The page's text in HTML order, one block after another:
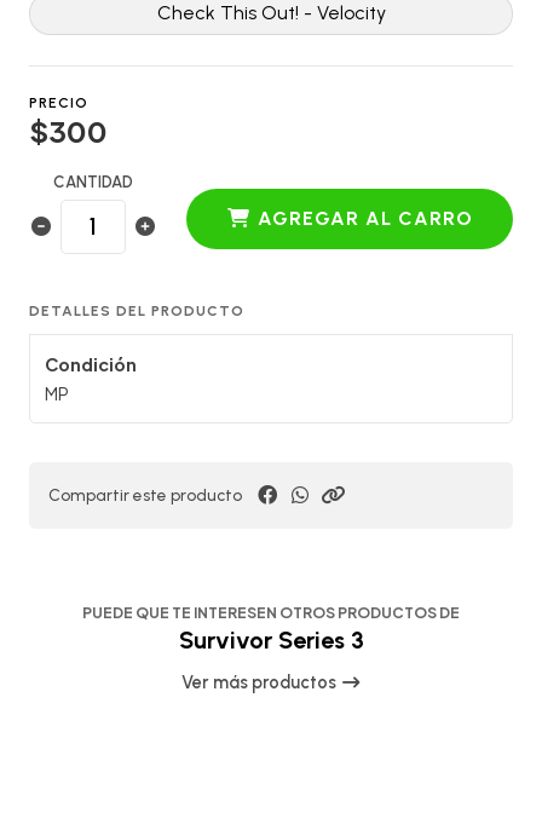
Check This Out! - Velocity
PRECIO
$300
CANTIDAD
AGREGAR AL CARRO
DETALLES DEL PRODUCTO
Condición
MP
Compartir este producto
PUEDE QUE TE INTERESEN OTROS PRODUCTOS DE
Survivor Series 3
Ver más productos